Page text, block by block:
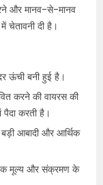
और मानव-से-मानव
चेतावनी दी है।
ऊंची बनी हुई है।
करने की वायरस की
पैदा करती है।
आबादी और आर्थिक
मूल्य और संक्रमण के